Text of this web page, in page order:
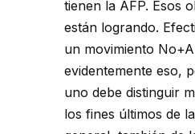
tienen la AFP. Esos
están logrando.
un movimiento
evidentemente eso,
uno debe distinguir
los fines últimos de